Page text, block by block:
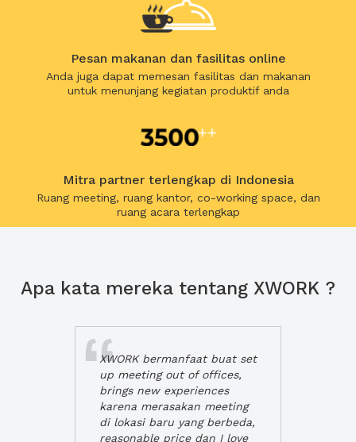
Pesan makanan dan fasilitas online
Anda juga dapat memesan fasilitas dan makanan
untuk menunjang kegiatan produktif anda
Mitra partner terlengkap di Indonesia
Ruang meeting, ruang kantor, co-working space, dan
ruang acara terlengkap
Apa kata mereka tentang XWORK ?
XWORK bermanfaat buat set
up meeting out of offices,
brings new experiences
karena merasakan meeting
di lokasi baru yang berbeda,
reasonable price dan I love